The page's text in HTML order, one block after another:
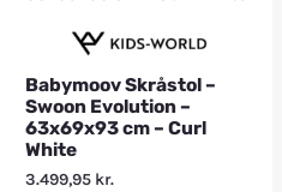
Babymoov Skråstol –
Swoon Evolution –
63x69x93 cm – Curl
White
3.499,95 kr.